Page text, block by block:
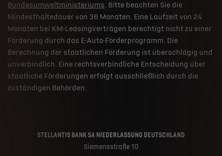
Bundesumweltministeriums. Bitte beachten Sie die
Mindesthaltedauer von 36 Monaten. Eine Laufzeit von 24
Monaten bei KM-Leasingverträgen berechtigt nicht zu einer
Förderung durch das E-Auto-Förderprogramm. Die
Berechnung der staatlichen Förderung ist überschlägig und
unverbindlich. Eine rechtsverbindliche Entscheidung über
staatliche Förderungen erfolgt ausschließlich durch die
zuständigen Behörden.
STELLANTIS BANK SA NIEDERLASSUNG DEUTSCHLAND
Siemensstraße 10